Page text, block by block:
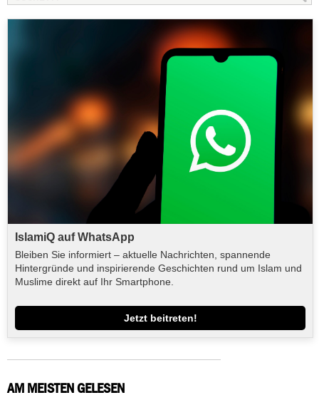
IslamiQ auf WhatsApp
Bleiben Sie informiert – aktuelle Nachrichten, spannende
Hintergründe und inspirierende Geschichten rund um Islam und
Muslime direkt auf Ihr Smartphone.
Jetzt beitreten!
AM MEISTEN GELESEN